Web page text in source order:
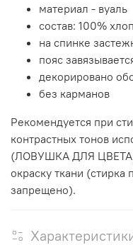
материал - вуаль
состав: 100%
на спинке
пояс
декорировано
без карманов
Рекомендуется при
контрастных тонов
(ЛОВУШКА ДЛЯ
окраску ткани
запрещено).